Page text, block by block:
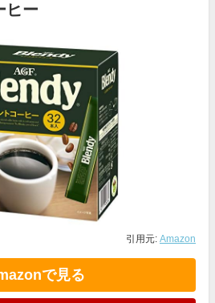
ヒー
引用元: Amazon
で見る